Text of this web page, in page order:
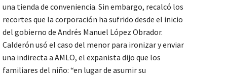
una tienda de conveniencia. Sin embargo, recalcó los
recortes que la corporación ha sufrido desde el inicio
del gobierno de Andrés Manuel López Obrador.
Calderón usó el caso del menor para ironizar y enviar
una indirecta a AMLO, el expanista dijo que los
familiares del niño: “en lugar de asumir su